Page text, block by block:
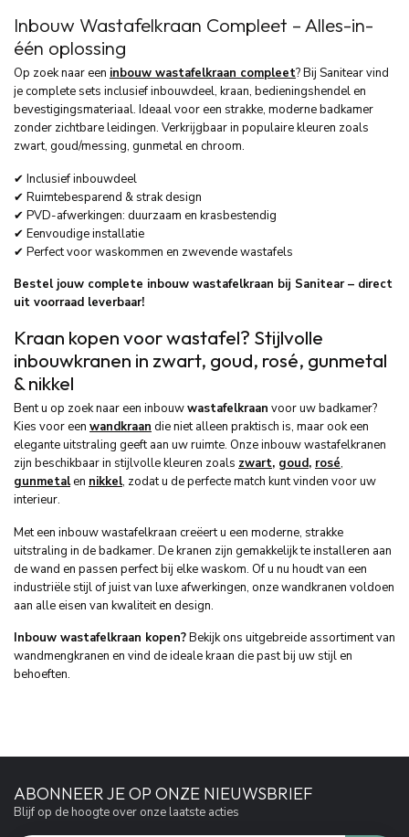
Inbouw Wastafelkraan Compleet – Alles-in-
één oplossing
Op zoek naar een inbouw wastafelkraan compleet? Bij Sanitear vind
je complete sets inclusief inbouwdeel, kraan, bedieningshendel en
bevestigingsmateriaal. Ideaal voor een strakke, moderne badkamer
zonder zichtbare leidingen. Verkrijgbaar in populaire kleuren zoals
zwart, goud/messing, gunmetal en chroom.
✔ Inclusief inbouwdeel
✔ Ruimtebesparend & strak design
✔ PVD-afwerkingen: duurzaam en krasbestendig
✔ Eenvoudige installatie
✔ Perfect voor waskommen en zwevende wastafels
Bestel jouw complete inbouw wastafelkraan bij Sanitear – direct
uit voorraad leverbaar!
Kraan kopen voor wastafel? Stijlvolle
inbouwkranen in zwart, goud, rosé, gunmetal
& nikkel
Bent u op zoek naar een inbouwwastafelkraan voor uw badkamer?
Kies voor een wandkraan die niet alleen praktisch is, maar ook een
elegante uitstraling geeft aan uw ruimte. Onze inbouw wastafelkranen
zijn beschikbaar in stijlvolle kleuren zoals zwart, goud, rosé,
gunmetalen nikkel, zodat u de perfecte match kunt vinden voor uw
interieur.
Met een inbouw wastafelkraan creëert u een moderne, strakke
uitstraling in de badkamer. De kranen zijn gemakkelijk te installeren aan
de wand en passen perfect bij elke waskom. Of u nu houdt van een
industriële stijl of juist van luxe afwerkingen, onze wandkranen voldoen
aan alle eisen van kwaliteit en design.
Inbouw wastafelkraan kopen?Bekijk ons uitgebreide assortiment van
wandmengkranen en vind de ideale kraan die past bij uw stijl en
behoeften.
ABONNEER JE OP ONZE NIEUWSBRIEF
Blijf op de hoogte over onze laatste acties